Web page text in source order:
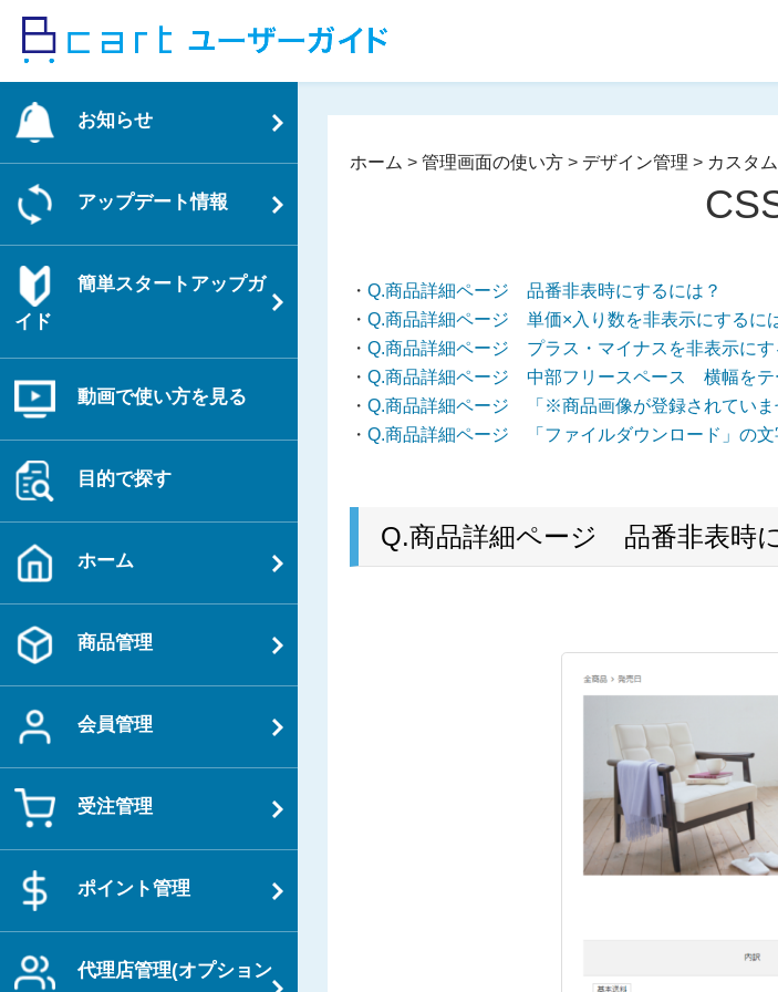
ッ
お知らせ
アップデート情報
簡単スタートアップガ
イド
動画で使い方を見る
目的で探す
ホーム
商品管理
会員管理
受注管理
ポイント管理
代理店管理(オプション
ホーム >管理画面の使い方 > デザイン管理 > カスタ
Q.商品詳細ページ 品番非表時にするには？
Q.商品詳細ページ 単価×入り数を非表示にするに
Q.商品詳細ページ プラス・マイナスを非表示にす
Q.商品詳細ページ 中部フリースペース 横幅をテ
Q.商品詳細ページ 「※商品画像が登録されていま
Q.商品詳細ページ 「ファイルダウンロード」の文
Q.商品詳細ページ 品番非表時